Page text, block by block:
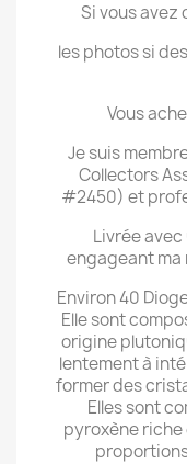
Si vous
les photos si
Vous
Je suis
Collectors
#2450) et
Livrée
engageant
Environ 40
Elle sont
origine
lentement à
former des
Elles sont
pyroxène